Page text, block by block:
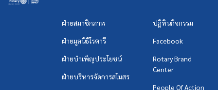
ฝ่ายสมาชิกภาพ
ฝ่ายมูลนิธิโรตารี
ฝ่ายบำเพ็ญประโยชน์
ฝ่ายบริหารจัดการสโมสร
ปฏิทินกิจกรรม
Facebook
Rotary Brand
Center
People Of Action